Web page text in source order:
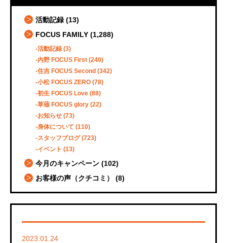
活動記録 (13)
FOCUS FAMILY (1,288)
活動記録 (3)
内野 FOCUS First (240)
住吉 FOCUS Second (342)
小松 FOCUS ZERO (78)
初生 FOCUS Love (88)
草薙 FOCUS glory (22)
お知らせ (73)
身体について (110)
スタッフブログ(723)
イベント (13)
今月のキャンペーン (102)
お客様の声（クチコミ）
(8)
2023.01.24